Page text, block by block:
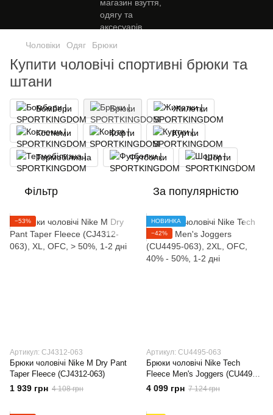
Чоловіки Одяг Брюки
Купити чоловічі спортивні брюки та
штани
Бомбери Брюки Жилетки
Костюми Кофти Куртки
Термобілизна Футболки Шорти
Фільтр За популярністю
−53%
Артикул: CJ4312-063
Брюки чоловічі Nike M Dry Pant
Taper Fleece (CJ4312-063)
1 939 грн 4 108 грн
НОВИНКА
−42%
Артикул: CU4495-063
Брюки чоловічі Nike Tech
Fleece Men's Joggers (CU4495-
063)
4 099 грн 7 124 грн